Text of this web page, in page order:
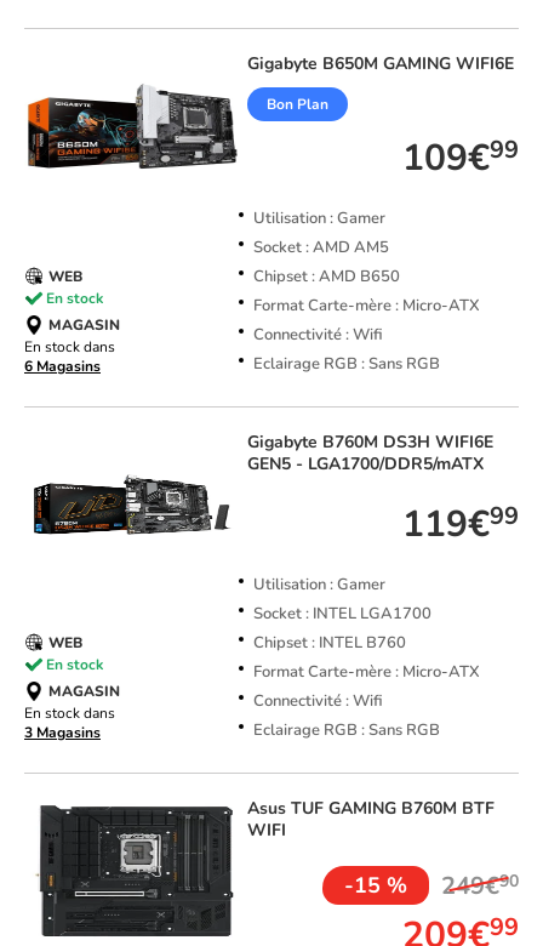
Gigabyte B650M GAMING WIFI6E
Bon Plan
109€99
Utilisation : Gamer
Socket : AMD AM5
Chipset : AMD B650
Format Carte-mère : Micro-ATX
Connectivité : Wifi
Eclairage RGB : Sans RGB
WEB
En stock
MAGASIN
En stock dans
6 Magasins
Gigabyte B760M DS3H WIFI6E
GEN5 - LGA1700/DDR5/mATX
119€99
Utilisation : Gamer
Socket : INTEL LGA1700
Chipset : INTEL B760
Format Carte-mère : Micro-ATX
Connectivité : Wifi
Eclairage RGB : Sans RGB
WEB
En stock
MAGASIN
En stock dans
3 Magasins
Asus TUF GAMING B760M BTF
WIFI
-15 % 249€90
209€99